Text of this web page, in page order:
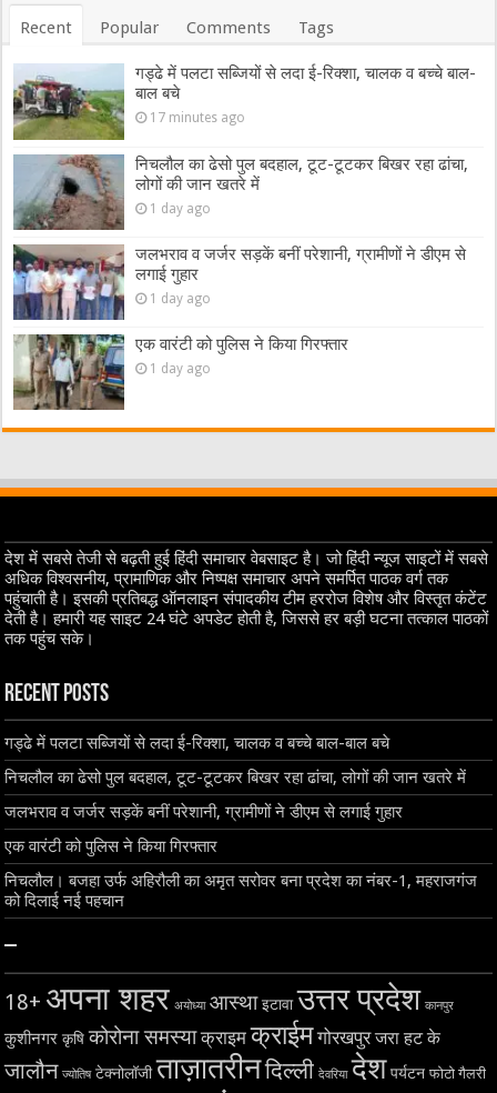
Recent Popular Comments Tags
गड्ढे में पलटा सब्जियों से लदा ई-रिक्शा, चालक व बच्चे बाल-
बाल बचे
17 minutes ago
निचलौल का ढेसो पुल बदहाल, टूट-टूटकर बिखर रहा ढांचा,
लोगों की जान खतरे में
1 day ago
जलभराव व जर्जर सड़कें बनीं परेशानी, ग्रामीणों ने डीएम से
लगाई गुहार
1 day ago
एक वारंटी को पुलिस ने किया गिरफ्तार
1 day ago
देश में सबसे तेजी से बढ़ती हुई हिंदी समाचार वेबसाइट है। जो हिंदी न्यूज साइटों में सबसे
अधिक विश्वसनीय, प्रामाणिक और निष्पक्ष समाचार अपने समर्पित पाठक वर्ग तक
पहुंचाती है। इसकी प्रतिबद्ध ऑनलाइन संपादकीय टीम हररोज विशेष और विस्तृत कंटेंट
देती है। हमारी यह साइट 24 घंटे अपडेट होती है, जिससे हर बड़ी घटना तत्काल पाठकों
तक पहुंच सके।
Recent Posts
गड्ढे में पलटा सब्जियों से लदा ई-रिक्शा, चालक व बच्चे बाल-बाल बचे
निचलौल का ढेसो पुल बदहाल, टूट-टूटकर बिखर रहा ढांचा, लोगों की जान खतरे में
जलभराव व जर्जर सड़कें बनीं परेशानी, ग्रामीणों ने डीएम से लगाई गुहार
एक वारंटी को पुलिस ने किया गिरफ्तार
निचलौल। बजहा उर्फ अहिरौली का अमृत सरोवर बना प्रदेश का नंबर-1, महराजगंज
को दिलाई नई पहचान
–
18+ अपना शहर अयोध्या आस्था इटावा उत्तर प्रदेश कानपुर
कुशीनगर कृषि कोरोना समस्या क्राइम क्राईम गोरखपुर जरा हट के
जालौन ज्योतिष टेक्नोलॉजी ताज़ातरीनदिल्ली देवरिया देश पर्यटन फोटो गैलरी